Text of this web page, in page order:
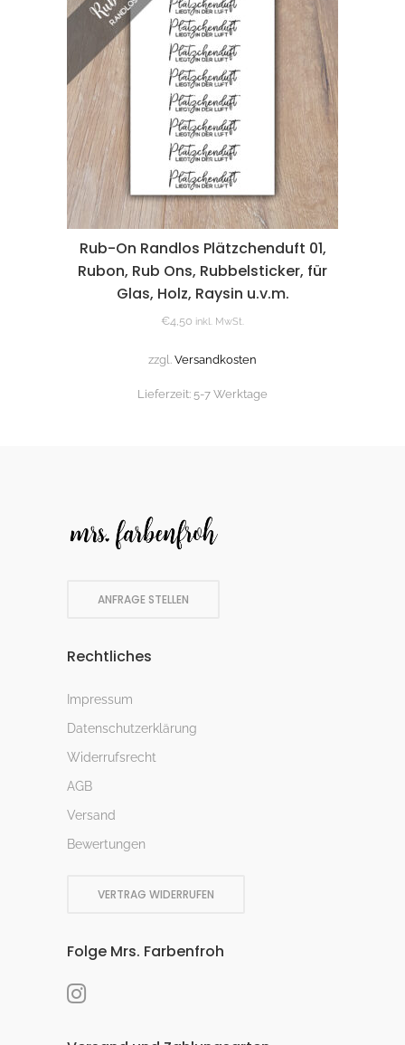
Rub-On Randlos Plätzchenduft 01,
Rubon, Rub Ons, Rubbelsticker, für
Glas, Holz, Raysin u.v.m.
€4,50 inkl. MwSt.
zzgl. Versandkosten
Lieferzeit: 5-7 Werktage
ANFRAGE STELLEN
Rechtliches
Impressum
Datenschutzerklärung
Widerrufsrecht
AGB
Versand
Bewertungen
VERTRAG WIDERRUFEN
Folge Mrs. Farbenfroh